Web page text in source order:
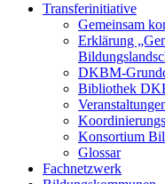
Transferinitiative
Gemeinsam
Erklärung
DKBM-
Bibliothek
Konsortium
Glossar
Fachnetzwerk